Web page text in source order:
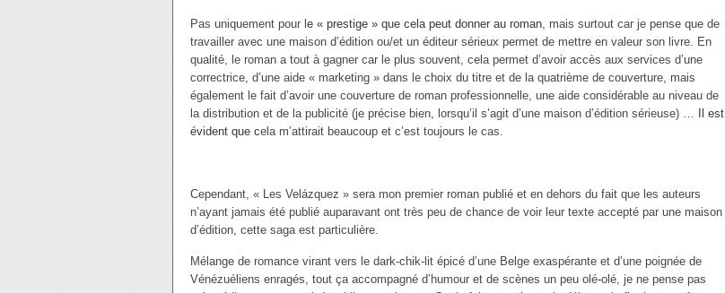
Pas uniquement pour l e « prestige » que cela peut donner au roman, mais surtout car je pense que de
travailler avec une maison d’édition ou/et un éditeur sérieux permet de mettre en valeur son livre. En
qualité, le roman a tout à gagner car le plus souvent, cela permet d’avoir accès aux services d’une
correctrice, d’une aide « marketing » dans le choix du titre et de la quatrième de couverture, mais
également le fait d’avoir une couverture de roman professionnelle, une aide considérable au niveau de
la distribution et de la publicité (je précise bien, lorsqu’il s’agit d’une maison d’édition sérieuse) …
Il est
évident que cela m’attirait beaucoup et c’est toujours le cas.
Cependant, « Les Velázquez » sera mon premier roman publié et en dehors du fait que les auteurs
n’ayant jamais été publié auparavant ont très peu de chance de voir leur texte accepté par une maison
d’édition, cette saga est particulière.
Mélange de romance virant vers le dark-chik-lit épicé d’une Belge exaspérante et d’une poignée de
Vénézuéliens enragés, tout ça accompagné d’humour et de scènes un peu olé-olé, je ne pense pas